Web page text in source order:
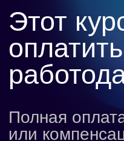
В случае непредвиденных
напишите куратору — он
как
приостановить обучение
Если выбранный курс не
Бесплатная смена